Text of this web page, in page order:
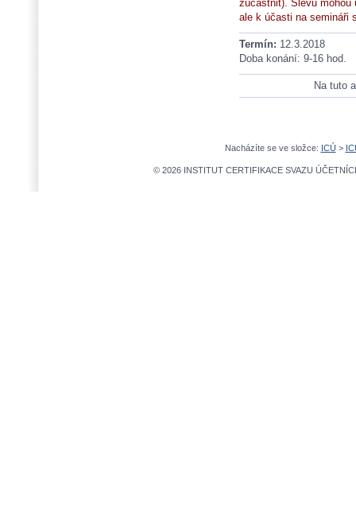
zúčastnit). Slevu
ale k účasti na semináři
Termín: 12.3.2018
Doba konání: 9-16 hod.
Na tuto
Nacházíte se ve složce: ICÚ >
© 2026 INSTITUT CERTIFIKACE SVAZU